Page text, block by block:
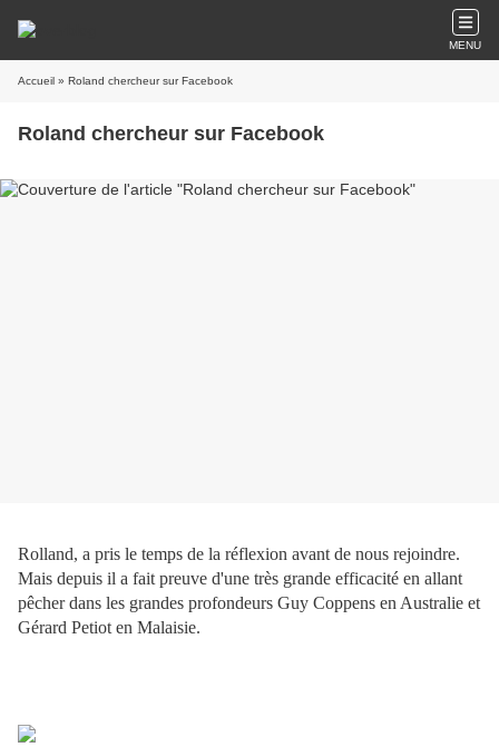
MENU
Accueil » Roland chercheur sur Facebook
Roland chercheur sur Facebook
Rolland, a pris le temps de la réflexion avant de nous rejoindre.
Mais depuis il a fait preuve d'une très grande efficacité en allant
pêcher dans les grandes profondeurs Guy Coppens en Australie et
Gérard Petiot en Malaisie.